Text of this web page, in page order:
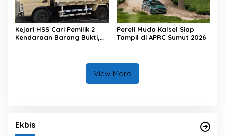
Kejari HSS Cari Pemilik 2
Kendaraan Barang Bukti,
Pereli Muda Kalsel Siap
Tampil di APRC Sumut 2026
View More
Ekbis